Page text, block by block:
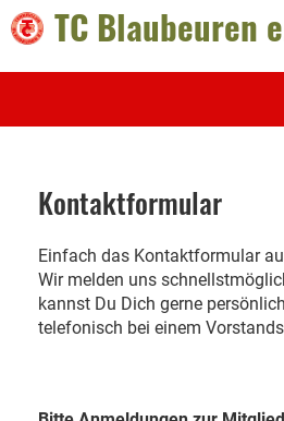
TC Blaubeuren
Kontaktformular
Einfach das Kontaktformular
Wir melden uns
kannst Du Dich gerne
telefonisch bei einem